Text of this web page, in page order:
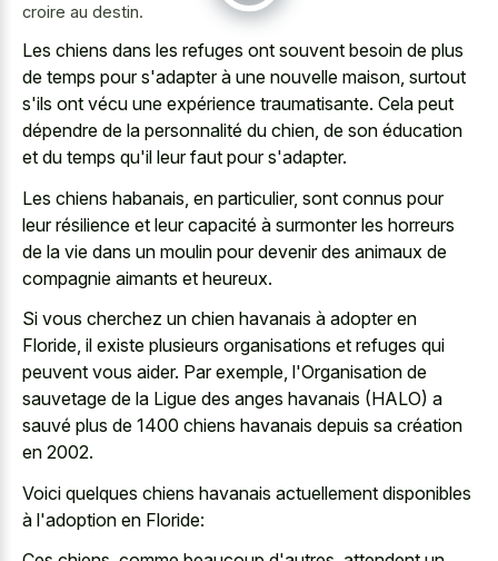
croire au destin.
Les chiens dans les refuges ont souvent besoin de plus
de temps pour s'adapter à une nouvelle maison, surtout
s'ils ont vécu une expérience traumatisante. Cela peut
dépendre de la personnalité du chien, de son éducation
et du temps qu'il leur faut pour s'adapter.
Les chiens habanais, en particulier, sont connus pour
leur résilience et leur capacité à surmonter les horreurs
de la vie dans un moulin pour devenir des animaux de
compagnie aimants et heureux.
Si vous cherchez un chien havanais à adopter en
Floride, il existe plusieurs organisations et refuges qui
peuvent vous aider. Par exemple, l'Organisation de
sauvetage de la Ligue des anges havanais (HALO) a
sauvé plus de 1400 chiens havanais depuis sa création
en 2002.
Voici quelques chiens havanais actuellement disponibles
à l'adoption en Floride: